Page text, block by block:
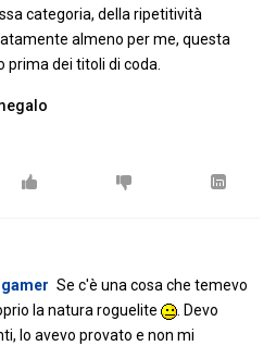
categoria, della ripetitività
almeno per me, questa
prima dei titoli di coda.
Se c'è una cosa che temevo
la natura roguelite
. Devo
lo avevo provato e non mi